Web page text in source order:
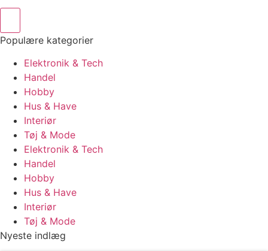
Populære kategorier
Elektronik & Tech
Handel
Hobby
Hus & Have
Interiør
Tøj & Mode
Elektronik & Tech
Handel
Hobby
Hus & Have
Interiør
Tøj & Mode
Nyeste indlæg